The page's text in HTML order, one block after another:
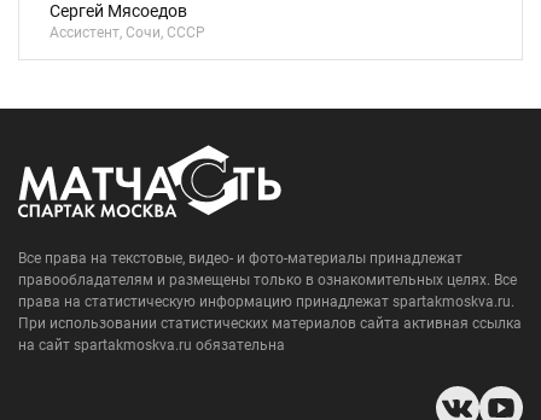
Сергей Мясоедов
Ассистент, Сочи, СССР
Все права на текстовые, видео- и фото-материалы принадлежат
правообладателям и размещены только в ознакомительных целях. Все
права на статистическую информацию принадлежат spartakmoskva.ru.
При использовании статистических материалов сайта активная ссылка
на сайт spartakmoskva.ru обязательна